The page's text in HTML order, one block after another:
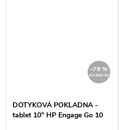
43 950 Kč
–78 %
DOTYKOVÁ POKLADNA -
tablet 10" HP Engage Go 10